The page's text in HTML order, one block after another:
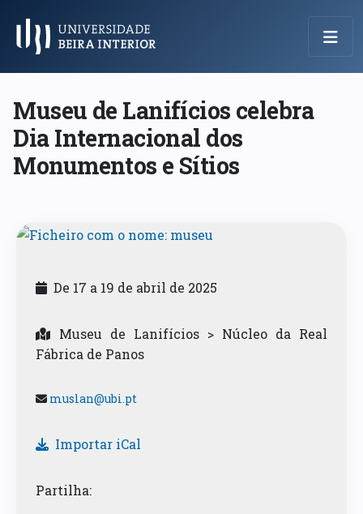
Menu Principal
Museu de Lanifícios celebra
Dia Internacional dos
Monumentos e Sítios
De 17 a 19 de abril de 2025
Museu de Lanifícios > Núcleo da Real
Fábrica de Panos
muslan@ubi.pt
Importar iCal
Partilha: